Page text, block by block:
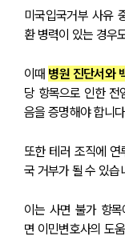
미국입국거부 사유
환 병력이 있는 경우
이때 병원 진단서와
당 항목으로 인한 전
음을 증명해야 합니다.
또한 테러 조직에
국 거부가 될 수 있습
이는 사면 불가 항
면 이민변호사의 도